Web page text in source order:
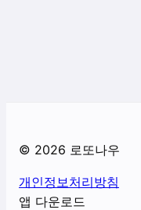
© 2026 로또나우
개인정보처리방침
앱 다운로드